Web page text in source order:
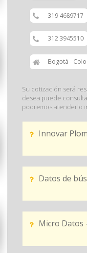
319 4689717
312 3945510
Bogotá -
Su cotización será
desea puede
podremos atenderlo
Innovar
Datos de
Micro Datos